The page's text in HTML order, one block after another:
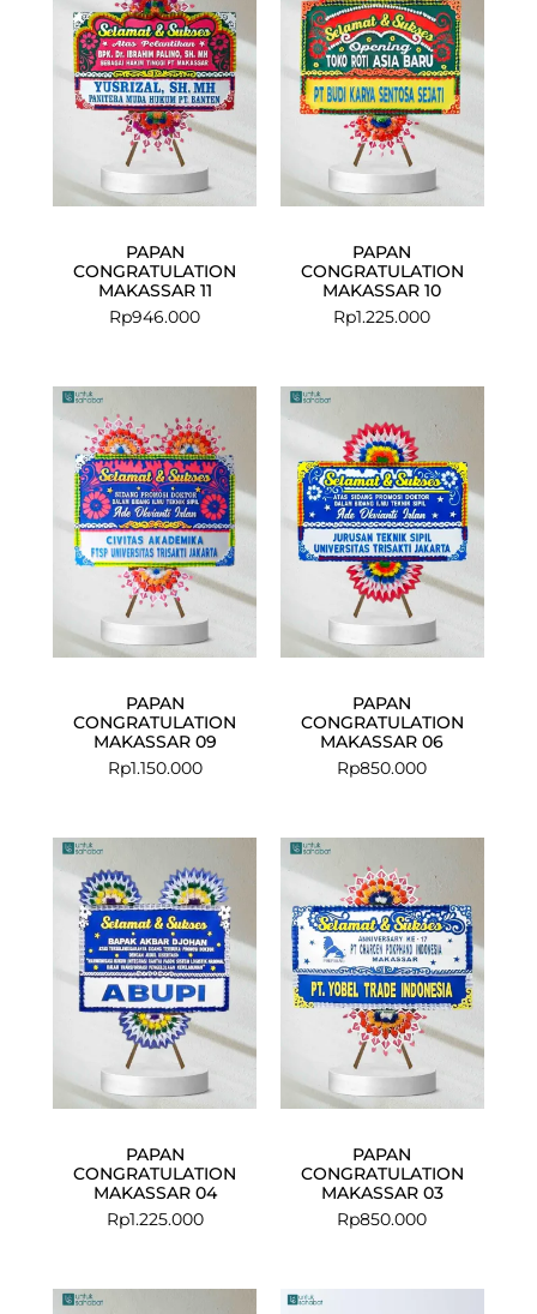
PAPAN
CONGRATULATION
MAKASSAR 11
Rp946.000
PAPAN
CONGRATULATION
MAKASSAR 10
Rp1.225.000
PAPAN
CONGRATULATION
MAKASSAR 09
Rp1.150.000
PAPAN
CONGRATULATION
MAKASSAR 06
Rp850.000
PAPAN
CONGRATULATION
MAKASSAR 04
Rp1.225.000
PAPAN
CONGRATULATION
MAKASSAR 03
Rp850.000